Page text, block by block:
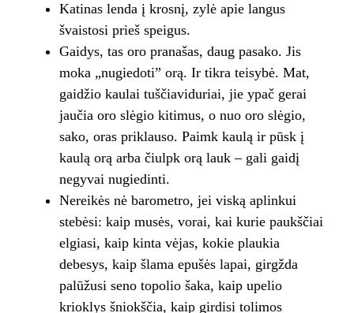
Katinas lenda į krosnį, zylė apie langus
švaistosi prieš speigus.
Gaidys, tas oro pranašas, daug pasako. Jis
moka „nugiedoti” orą. Ir tikra teisybė. Mat,
gaidžio kaulai tuščiaviduriai, jie ypač gerai
jaučia oro slėgio kitimus, o nuo oro slėgio,
sako, oras priklauso. Paimk kaulą ir pūsk į
kaulą orą arba čiulpk orą lauk – gali gaidį
negyvai nugiedinti.
Nereikės nė barometro, jei viską aplinkui
stebėsi: kaip musės, vorai, kai kurie paukščiai
elgiasi, kaip kinta vėjas, kokie plaukia
debesys, kaip šlama epušės lapai, girgžda
palūžusi seno topolio šaka, kaip upelio
krioklys šniokščia, kaip girdisi tolimos